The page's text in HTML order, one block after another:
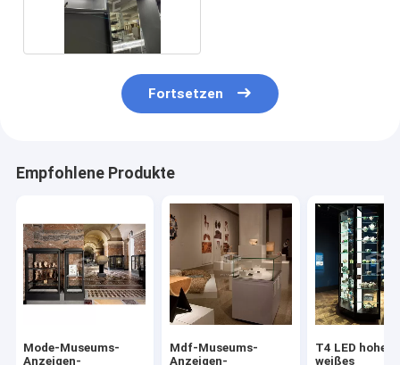
Fortsetzen
Empfohlene Produkte
Mode-Museums-
Anzeigen-
Mdf-Museums-
Anzeigen-
T4 LED hohes
weißes